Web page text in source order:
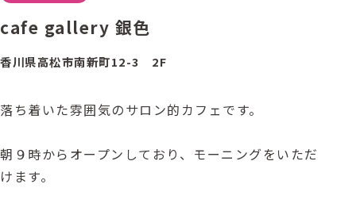
cafe gallery 銀色
香川県高松市南新町12-3 2F
落ち着いた雰囲気のサロン的カフェです。
朝９時からオープンしており、モーニングをいただ
けます。